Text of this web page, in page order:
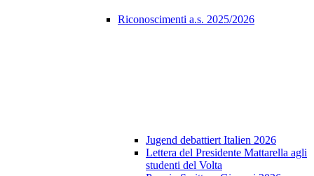
Riconoscimenti a.s. 2025/2026
Jugend debattiert Italien 2026
Lettera del Presidente Mattarella agli
studenti del Volta